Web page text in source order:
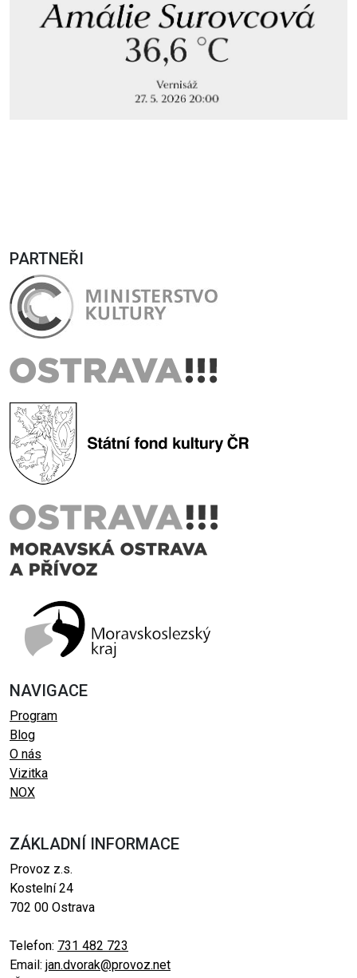
PARTNEŘI
NAVIGACE
Program
Blog
O nás
Vizitka
NOX
ZÁKLADNÍ INFORMACE
Provoz z.s.
Kostelní 24
702 00 Ostrava
Telefon: 731 482 723
Email: jan.dvorak@provoz.net